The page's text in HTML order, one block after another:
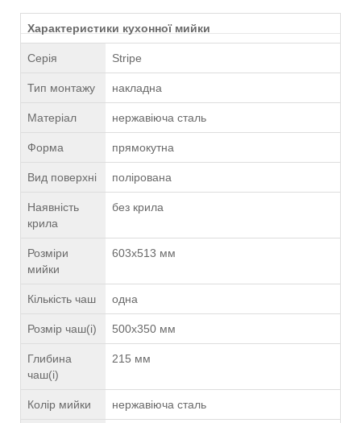
Характеристики кухонної мийки
Серія Stripe
Тип монтажу накладна
Матеріал нержавіюча сталь
Форма прямокутна
Вид поверхні полірована
Наявність
крила
без крила
Розміри
мийки
603х513 мм
Кількість чаш одна
Розмір чаш(і) 500х350 мм
Глибина
чаш(і)
215 мм
Колір мийки нержавіюча сталь